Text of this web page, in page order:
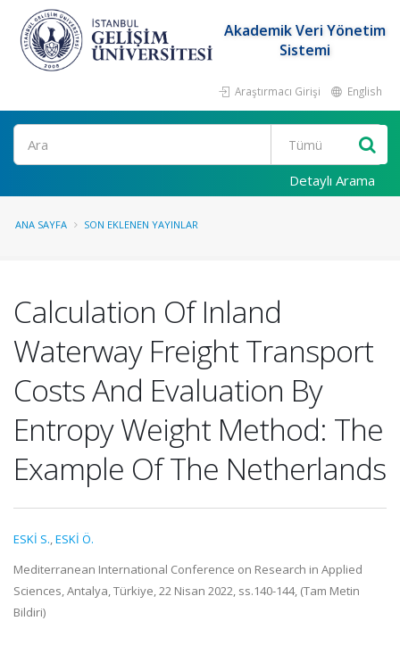
Akademik Veri Yönetim
Sistemi
Araştırmacı Girişi English
Ara
Detaylı Arama
ANA SAYFA SON EKLENEN YAYINLAR
Calculation Of Inland
Waterway Freight Transport
Costs And Evaluation By
Entropy Weight Method: The
Example Of The Netherlands
ESKİ S.,ESKİ Ö.
Mediterranean International Conference on Research in Applied
Sciences, Antalya, Türkiye, 22 Nisan 2022, ss.140-144, (Tam Metin
Bildiri)